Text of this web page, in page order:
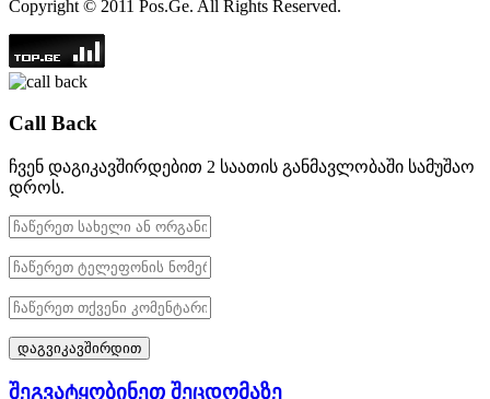
Copyright © 2011 Pos.Ge. All Rights Reserved.
Call Back
ჩვენ დაგიკავშირდებით 2 საათის განმავლობაში სამუშაო
დროს.
შეგვატყობინეთ შეცდომაზე